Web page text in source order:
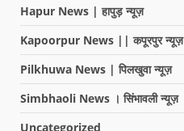
Hapur News | हापुड़ न्यूज़
Kapoorpur News || कपूरपुर न्यूज़
Pilkhuwa News | पिलखुवा न्यूज़
Simbhaoli News । सिंभावली न्यूज़
Uncategorized